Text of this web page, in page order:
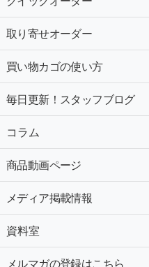
取り寄せオーダー
買い物カゴの使い方
毎日更新！スタッフブログ
コラム
商品動画ページ
メディア掲載情報
資料室
メルマガの登録はこちら